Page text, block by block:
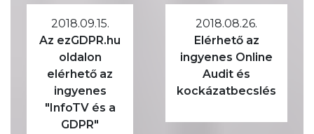
2018.09.15.
Az ezGDPR.hu
oldalon
elérhető az
ingyenes
"InfoTV és a
GDPR"
2018.08.26.
Elérhető az
ingyenes Online
Audit és
kockázatbecslés